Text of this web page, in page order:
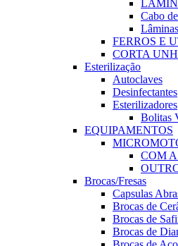
Cabo
FERROS E
CORTA
Esterilização
Autoclaves
Desinfectantes
Esterilizadores
Bolitas
EQUIPAMENTOS
COM
Brocas/Fresas
Capsulas
Brocas de
Brocas de
Brocas de